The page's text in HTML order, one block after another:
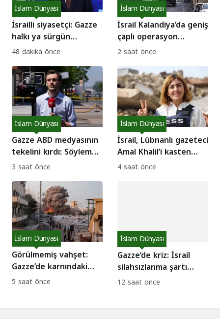
İsrailli siyasetçi: Gazze
halkı ya sürgün
edilecek ya da
İslam Dünyası
48 dakika önce
İsrail Kalandiya’da geniş
çaplı operasyon
başlattı: Evler yıkılıyor!
İslam Dünyası
2 saat önce
Gazze ABD medyasının
tekelini kırdı: Söylem
nasıl çatladı?
İslam Dünyası
3 saat önce
İsrail, Lübnanlı gazeteci
Amal Khalil’i kasten
katletti!
İslam Dünyası
4 saat önce
Görülmemiş vahşet:
Gazze’de karnındaki
bebeğiyle anne
İslam Dünyası
5 saat önce
Gazze’de kriz: İsrail
silahsızlanma şartı
koştu, arabulucular
İslam Dünyası
12 saat önce